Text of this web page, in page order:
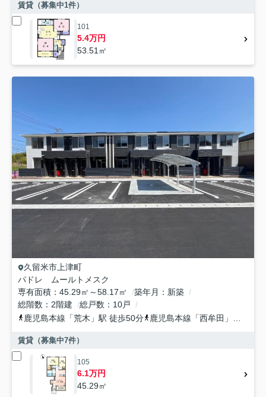
賃貸（募集中1件）
101
5.4万円
53.51㎡
久留米市上津町
パドレ ムールトメスク
専有面積
45.29㎡～58.17㎡ 築年月
新築
総階数
2階建 総戸数
10戸
鹿児島本線 「荒木 」駅 徒歩50分 鹿児島本線 「西牟田 」駅 徒歩69分
賃貸（募集中7件）
105
6.1万円
45.29㎡